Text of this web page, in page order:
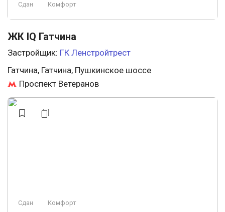
Сдан Комфорт
ЖК IQ Гатчина
Застройщик: ГК Ленстройтрест
Гатчина, Гатчина, Пушкинское шоссе
Проспект Ветеранов
Сдан Комфорт